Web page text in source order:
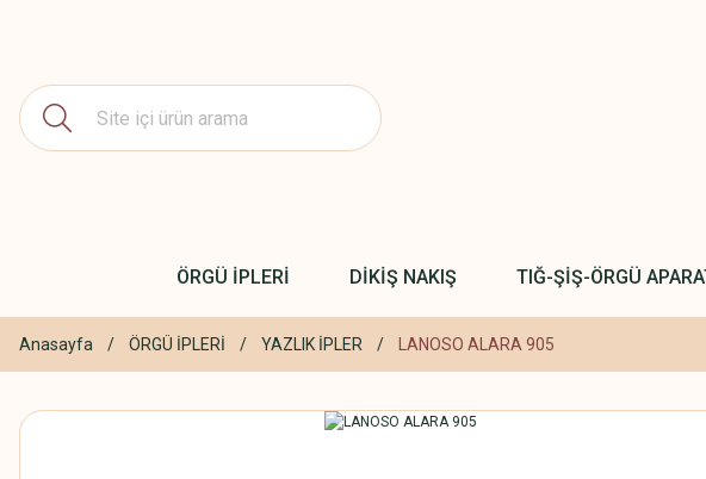
ÖRGÜ İPLERİ DİKİŞ NAKIŞ TIĞ-ŞİŞ-ÖRGÜ
Anasayfa ÖRGÜ İPLERİ YAZLIK İPLER LANOSO ALARA 905